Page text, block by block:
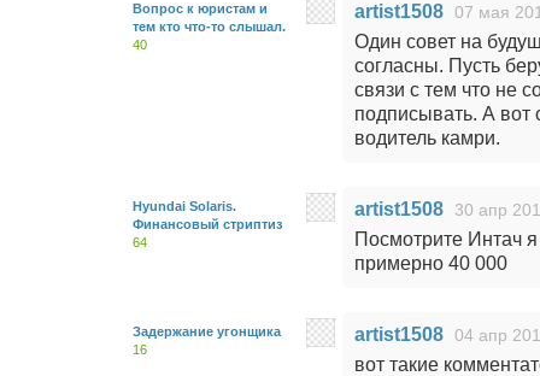
Вопрос к юристам и
тем кто что-то слышал.
40
artist1508 07 мая
Один совет на
согласны. Пусть
связи с тем что не
подписывать. А вот
водитель камри.
Hyundai Solaris.
Финансовый стриптиз
64
artist1508 30 апр
Посмотрите Интач
примерно 40 000
Задержание угонщика
16
artist1508 04 апр
вот такие